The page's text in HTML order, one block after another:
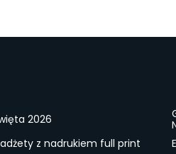
2026
z nadrukiem full print